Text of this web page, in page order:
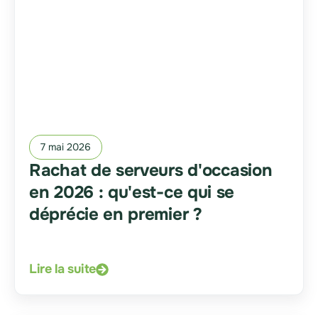
7 mai 2026
Rachat de serveurs d'occasion
en 2026 : qu'est-ce qui se
déprécie en premier ?
Lire la suite